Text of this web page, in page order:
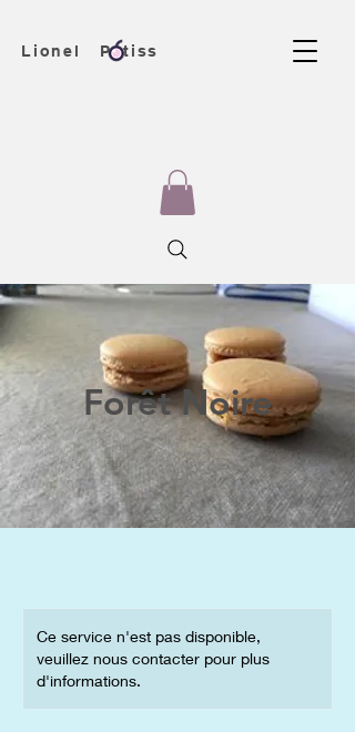
Lionel Patiss
Forêt Noire
Ce service n'est pas disponible,
veuillez nous contacter pour plus
d'informations.